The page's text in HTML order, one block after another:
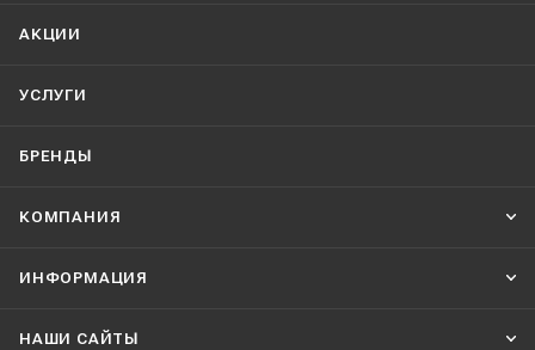
АКЦИИ
УСЛУГИ
БРЕНДЫ
КОМПАНИЯ
ИНФОРМАЦИЯ
НАШИ CАЙТЫ